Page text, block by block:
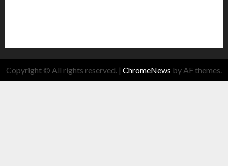
Copyright © All rights reserved. | ChromeNews by AF themes.